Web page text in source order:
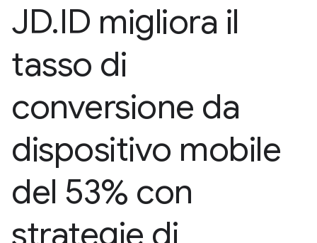
JD.ID migliora il
tasso di
conversione da
dispositivo mobile
del 53% con
strategie di